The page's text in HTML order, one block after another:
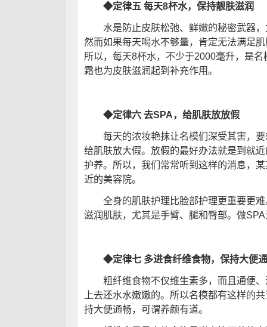
◆定律五 每天8杯水，保持靓肤滋润
水是防止皮肤松弛、鲜嫩的秘密武器，
然而如果每天喝水不够量，肯定无法满足
所以，每天8杯水，不少于2000毫升，是
霜也为皮肤滋润起到补充作用。
◆定律六 去SPA，给肌肤放放假
每天的浓妆艳抹让名模们深受其害，要
给肌肤放大假。放假的最好办法就是到就
护养。所以，我们常常听到这样的消息，
近的美容院。
全身的肌肤护理比脸部护理更重要更难
滋润肌肤，尤其是手臂、腿和臀部。做
◆定律七 多进食纤维食物，保持大便
粗纤维食物不仅维生素多，而且通便、
上去还水水嫩嫩的。所以名模都有这样的
持大便通畅，可谓养颜有道。